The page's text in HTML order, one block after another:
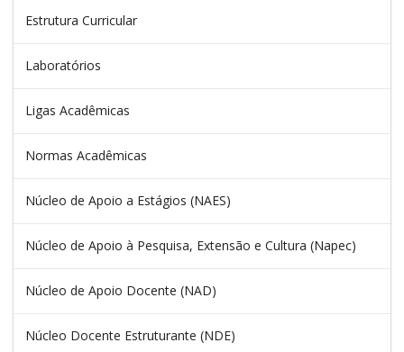
Estrutura Curricular
Laboratórios
Ligas Acadêmicas
Normas Acadêmicas
Núcleo de Apoio a Estágios (NAES)
Núcleo de Apoio à Pesquisa, Extensão e Cultura (Napec)
Núcleo de Apoio Docente (NAD)
Núcleo Docente Estruturante (NDE)